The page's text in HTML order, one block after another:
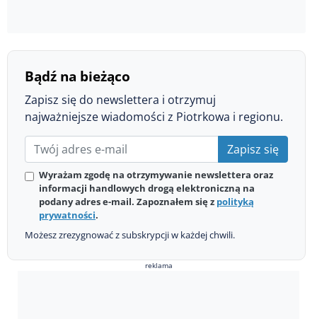
Bądź na bieżąco
Zapisz się do newslettera i otrzymuj
najważniejsze wiadomości z Piotrkowa i regionu.
Zapisz się
Wyrażam zgodę na otrzymywanie newslettera oraz
informacji handlowych drogą elektroniczną na
podany adres e-mail. Zapoznałem się z polityką
prywatności.
Możesz zrezygnować z subskrypcji w każdej chwili.
reklama